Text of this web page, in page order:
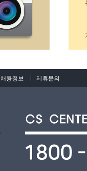
채용정보 제휴문의